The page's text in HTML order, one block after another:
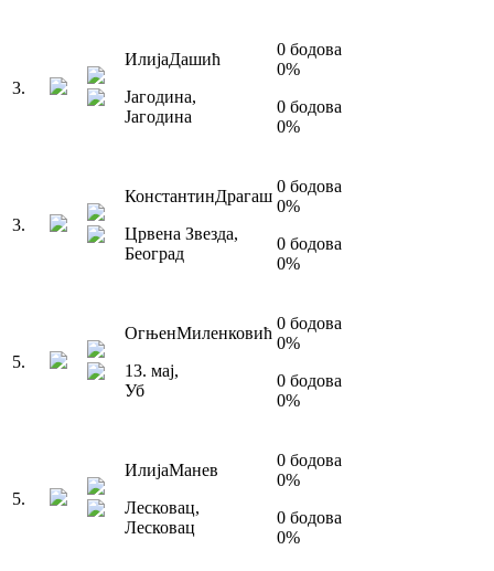
3.
ИлијаДашић
Јагодина,
Јагодина
0 бодова
0%
0 бодова
0%
3.
КонстантинДрагаш
Црвена Звезда,
Београд
0 бодова
0%
0 бодова
0%
5.
ОгњенМиленковић
13. мај,
Уб
0 бодова
0%
0 бодова
0%
5.
ИлијаМанев
Лесковац,
Лесковац
0 бодова
0%
0 бодова
0%